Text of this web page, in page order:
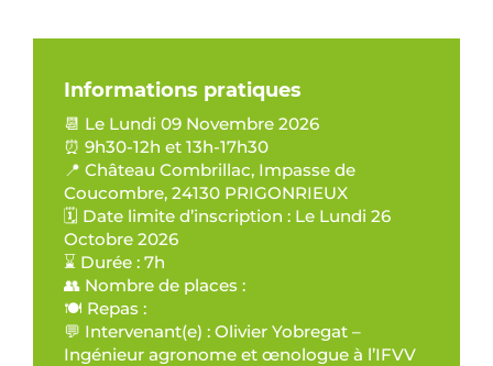
Informations pratiques
📆 Le Lundi 09 Novembre 2026
⏰ 9h30-12h et 13h-17h30
📍 Château Combrillac, Impasse de
Coucombre, 24130 PRIGONRIEUX
🗓️ Date limite d’inscription : Le Lundi 26
Octobre 2026
⌛ Durée : 7h
👥 Nombre de places :
🍽️ Repas :
💬 Intervenant(e) : Olivier Yobregat –
Ingénieur agronome et œnologue à l’IFVV